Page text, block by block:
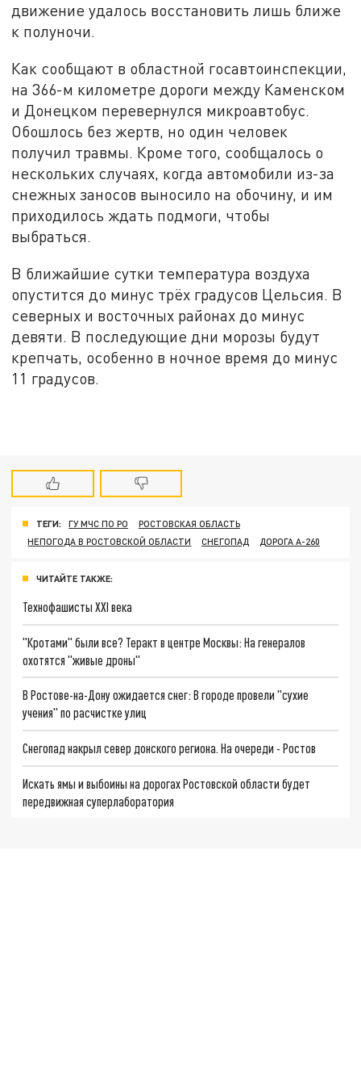
движение удалось восстановить лишь ближе
к полуночи.
Как сообщают в областной госавтоинспекции,
на 366-м километре дороги между Каменском
и Донецком перевернулся микроавтобус.
Обошлось без жертв, но один человек
получил травмы. Кроме того, сообщалось о
нескольких случаях, когда автомобили из-за
снежных заносов выносило на обочину, и им
приходилось ждать подмоги, чтобы
выбраться.
В ближайшие сутки температура воздуха
опустится до минус трёх градусов Цельсия. В
северных и восточных районах до минус
девяти. В последующие дни морозы будут
крепчать, особенно в ночное время до минус
11 градусов.
ТЕГИ: ГУ МЧС ПО РО
РОСТОВСКАЯ ОБЛАСТЬ
НЕПОГОДА В РОСТОВСКОЙ ОБЛАСТИ
СНЕГОПАД ДОРОГА А-260
ЧИТАЙТЕ ТАКЖЕ:
Технофашисты XXI века
"Кротами" были все? Теракт в центре Москвы: На генералов
охотятся "живые дроны"
В Ростове-на-Дону ожидается снег: В городе провели "сухие
учения" по расчистке улиц
Снегопад накрыл север донского региона. На очереди - Ростов
Искать ямы и выбоины на дорогах Ростовской области будет
передвижная суперлаборатория